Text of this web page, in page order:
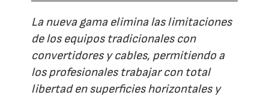
La nueva gama elimina las limitaciones
de los equipos tradicionales con
convertidores y cables, permitiendo a
los profesionales trabajar con total
libertad en superficies horizontales y